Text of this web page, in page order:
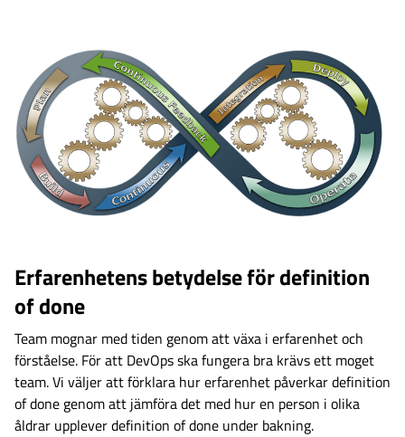
Erfarenhetens betydelse för definition
of done
Team mognar med tiden genom att växa i erfarenhet och
förståelse. För att DevOps ska fungera bra krävs ett moget
team. Vi väljer att förklara hur erfarenhet påverkar definition
of done genom att jämföra det med hur en person i olika
åldrar upplever definition of done under bakning.